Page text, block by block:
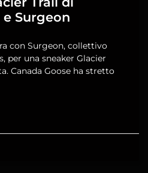
e Surgeon
con Surgeon, collettivo
per una sneaker Glacier
Canada Goose ha stretto